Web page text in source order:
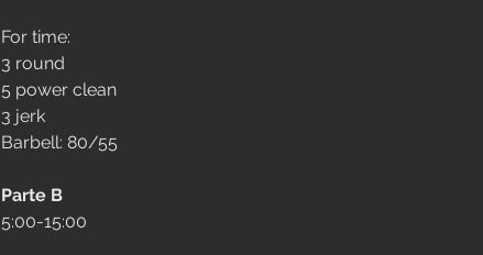
For time:
3 round
5 power clean
3 jerk
Barbell: 80/55
Parte B
5:00-15:00